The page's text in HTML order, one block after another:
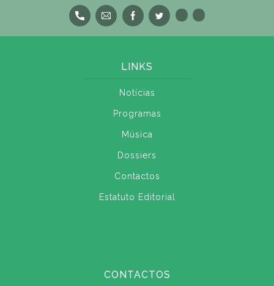
LINKS
Notícias
Programas
Música
Dossiers
Contactos
Estatuto Editorial
CONTACTOS